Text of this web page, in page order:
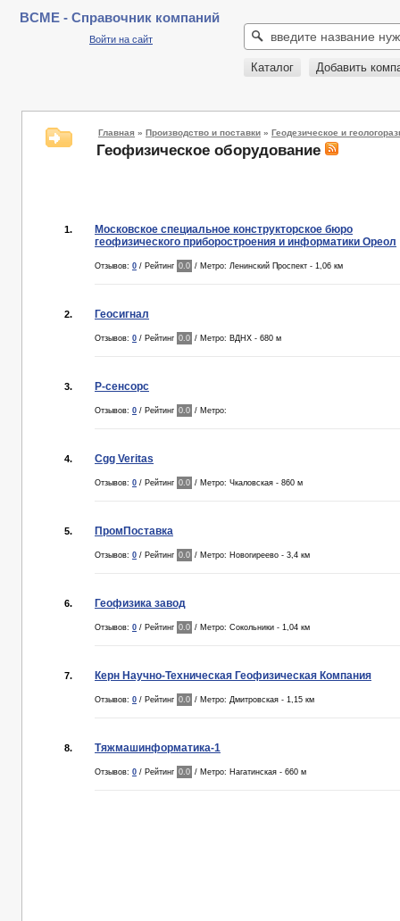
BCME - Справочник компаний
Войти на сайт
Каталог Добавить
Главная » Производство и поставки » Геодезическое и
Геофизическое оборудование
1.
Московское специальное конструкторское бюро
геофизического приборостроения и информатики Ореол
Отзывов: 0 / Рейтинг 0.0 / Метро: Ленинский Проспект - 1,06 км
2. Геосигнал
Отзывов: 0 / Рейтинг 0.0 / Метро: ВДНХ - 680 м
3. Р-сенсорс
Отзывов: 0 / Рейтинг 0.0 / Метро:
4. Cgg Veritas
Отзывов: 0 / Рейтинг 0.0 / Метро: Чкаловская - 860 м
5. ПромПоставка
Отзывов: 0 / Рейтинг 0.0 / Метро: Новогиреево - 3,4 км
6. Геофизика завод
Отзывов: 0 / Рейтинг 0.0 / Метро: Сокольники - 1,04 км
7. Керн Научно-Техническая Геофизическая Компания
Отзывов: 0 / Рейтинг 0.0 / Метро: Дмитровская - 1,15 км
8. Тяжмашинформатика-1
Отзывов: 0 / Рейтинг 0.0 / Метро: Нагатинская - 660 м